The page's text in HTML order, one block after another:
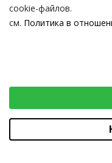
Возникли вопросы?
© 2026 Коммунальное
«Витебский областной
авторским правом
Коммунальное консалтинговое
cookie-файлов.
см. Политика в